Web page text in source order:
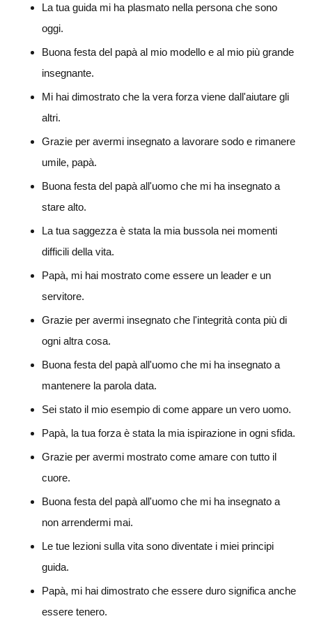
La tua guida mi ha plasmato nella persona che sono
oggi.
Buona festa del papà al mio modello e al mio più grande
insegnante.
Mi hai dimostrato che la vera forza viene dall'aiutare gli
altri.
Grazie per avermi insegnato a lavorare sodo e rimanere
umile, papà.
Buona festa del papà all'uomo che mi ha insegnato a
stare alto.
La tua saggezza è stata la mia bussola nei momenti
difficili della vita.
Papà, mi hai mostrato come essere un leader e un
servitore.
Grazie per avermi insegnato che l'integrità conta più di
ogni altra cosa.
Buona festa del papà all'uomo che mi ha insegnato a
mantenere la parola data.
Sei stato il mio esempio di come appare un vero uomo.
Papà, la tua forza è stata la mia ispirazione in ogni sfida.
Grazie per avermi mostrato come amare con tutto il
cuore.
Buona festa del papà all'uomo che mi ha insegnato a
non arrendermi mai.
Le tue lezioni sulla vita sono diventate i miei principi
guida.
Papà, mi hai dimostrato che essere duro significa anche
essere tenero.